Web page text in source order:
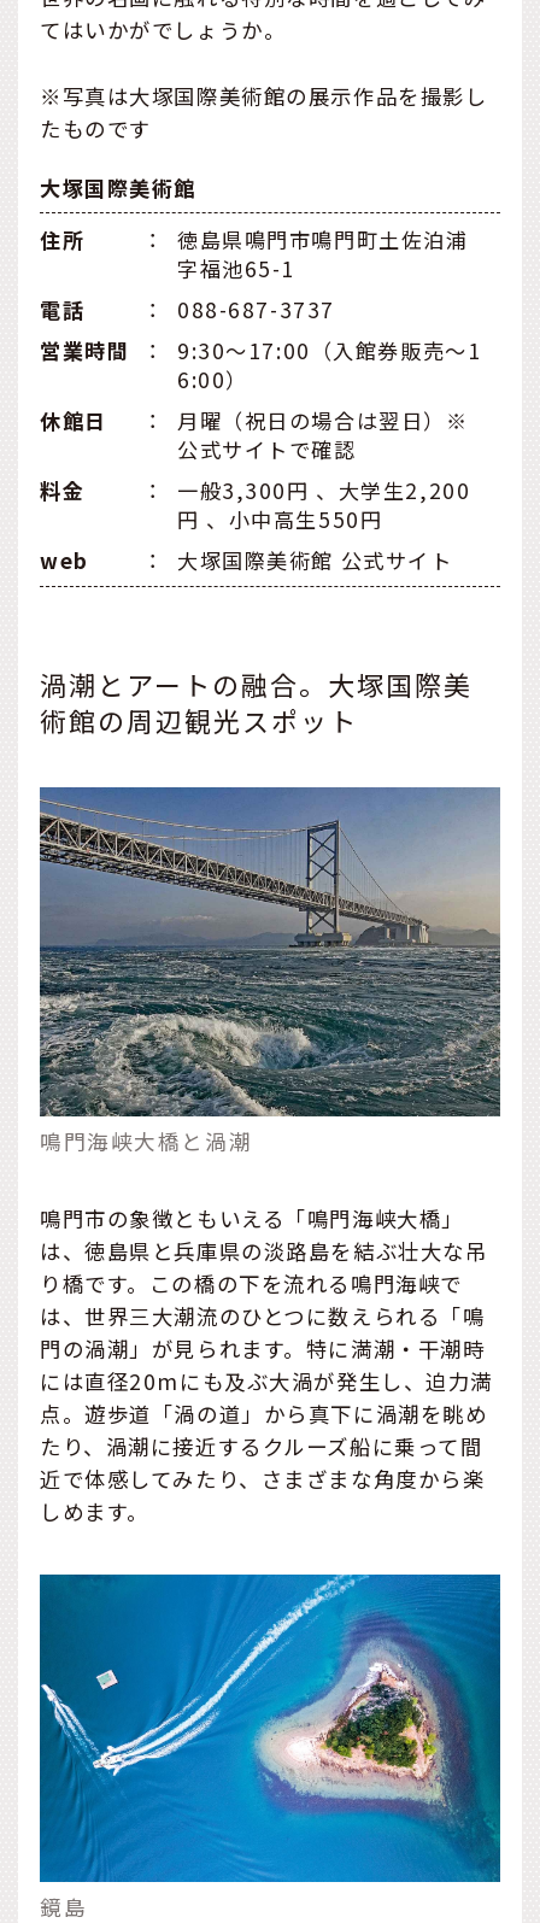
てはいかがでしょうか。
※写真は大塚国際美術館の展示作品を撮影し
たものです
大塚国際美術館
住所
：
徳島県鳴門市鳴門町土佐泊浦
字福池65-1
電話
：
088-687-3737
営業時間
：
9:30～17:00（入館券販売〜1
6:00）
休館⽇
：
月曜（祝日の場合は翌日）※
公式サイトで確認
料金
：
一般3,300円 、大学生2,200
円 、小中高生550円
web
： 大塚国際美術館 公式サイト
渦潮とアートの融合。大塚国際美
術館の周辺観光スポット
鳴門海峡大橋と渦潮
鳴門市の象徴ともいえる「鳴門海峡大橋」
は、徳島県と兵庫県の淡路島を結ぶ壮大な吊
り橋です。この橋の下を流れる鳴門海峡で
は、世界三大潮流のひとつに数えられる「鳴
門の渦潮」が見られます。特に満潮・干潮時
には直径20mにも及ぶ大渦が発生し、迫力満
点。遊歩道「渦の道」から真下に渦潮を眺め
たり、渦潮に接近するクルーズ船に乗って間
近で体感してみたり、さまざまな角度から楽
しめます。
鏡島